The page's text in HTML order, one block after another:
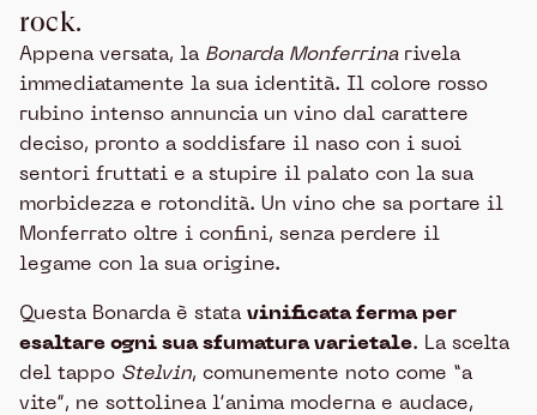
rock.
Appena versata, la Bonarda Monferrinarivela
immediatamente la sua identità. Il colore rosso
rubino intenso annuncia un vino dal carattere
deciso, pronto a soddisfare il naso con i suoi
sentori fruttati e a stupire il palato con la sua
morbidezza e rotondità. Un vino che sa portare il
Monferrato oltre i confini, senza perdere il
legame con la sua origine.
Questa Bonarda è stata vinificata ferma per
esaltare ogni sua sfumatura varietale. La scelta
del tappo Stelvin, comunemente noto come “a
vite”, ne sottolinea l’anima moderna e audace,